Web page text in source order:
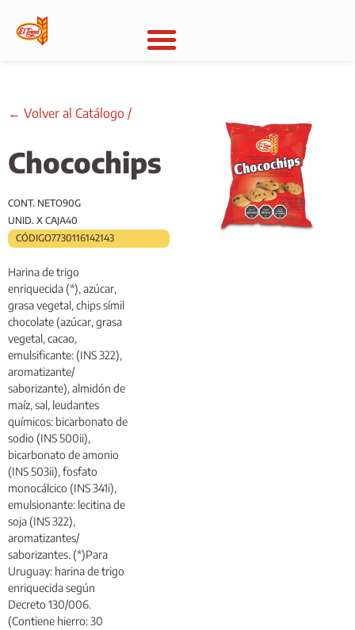
← Volver al Catálogo /
Chocochips
CONT. NETO90G
UNID. X CAJA40
CÓDIGO7730116142143
Harina de trigo
enriquecida (*), azúcar,
grasa vegetal, chips símil
chocolate (azúcar, grasa
vegetal, cacao,
emulsificante: (INS 322),
aromatizante/
saborizante), almidón de
maíz, sal, leudantes
químicos: bicarbonato de
sodio (INS 500ii),
bicarbonato de amonio
(INS 503ii), fosfato
monocálcico (INS 341i),
emulsionante: lecitina de
soja (INS 322),
aromatizantes/
saborizantes. (*)Para
Uruguay: harina de trigo
enriquecida según
Decreto 130/006.
(Contiene hierro: 30